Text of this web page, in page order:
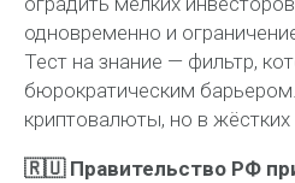
одновременно и
Тест на знание — фильтр,
бюрократическим
криптовалюты, но в жёстких
🇷🇺 Правительство РФ